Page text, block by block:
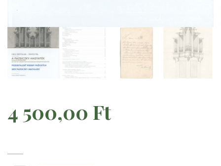
4 500,00 Ft